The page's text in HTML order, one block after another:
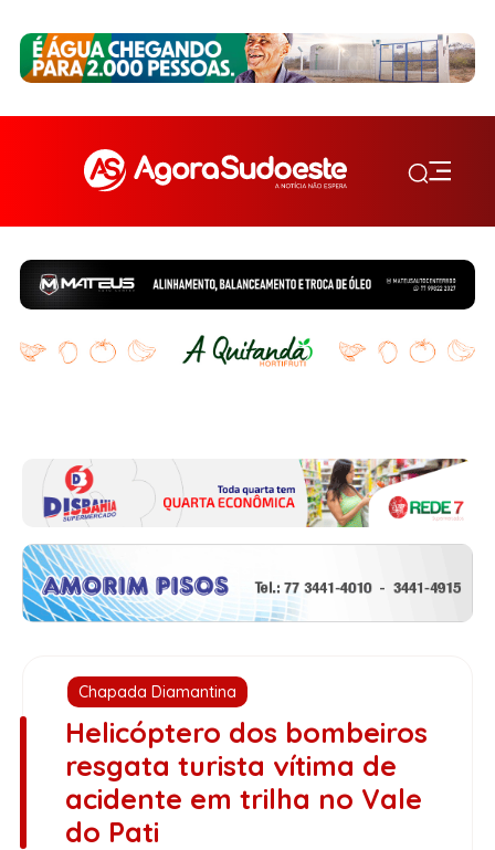
Chapada Diamantina
Helicóptero dos bombeiros
resgata turista vítima de
acidente em trilha no Vale
do Pati